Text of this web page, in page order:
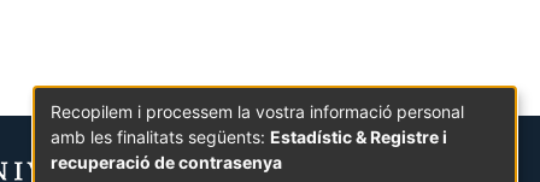
Recopilem i processem la vostra informació personal
amb les finalitats següents: Estadístic & Registre i
recuperació de contrasenya